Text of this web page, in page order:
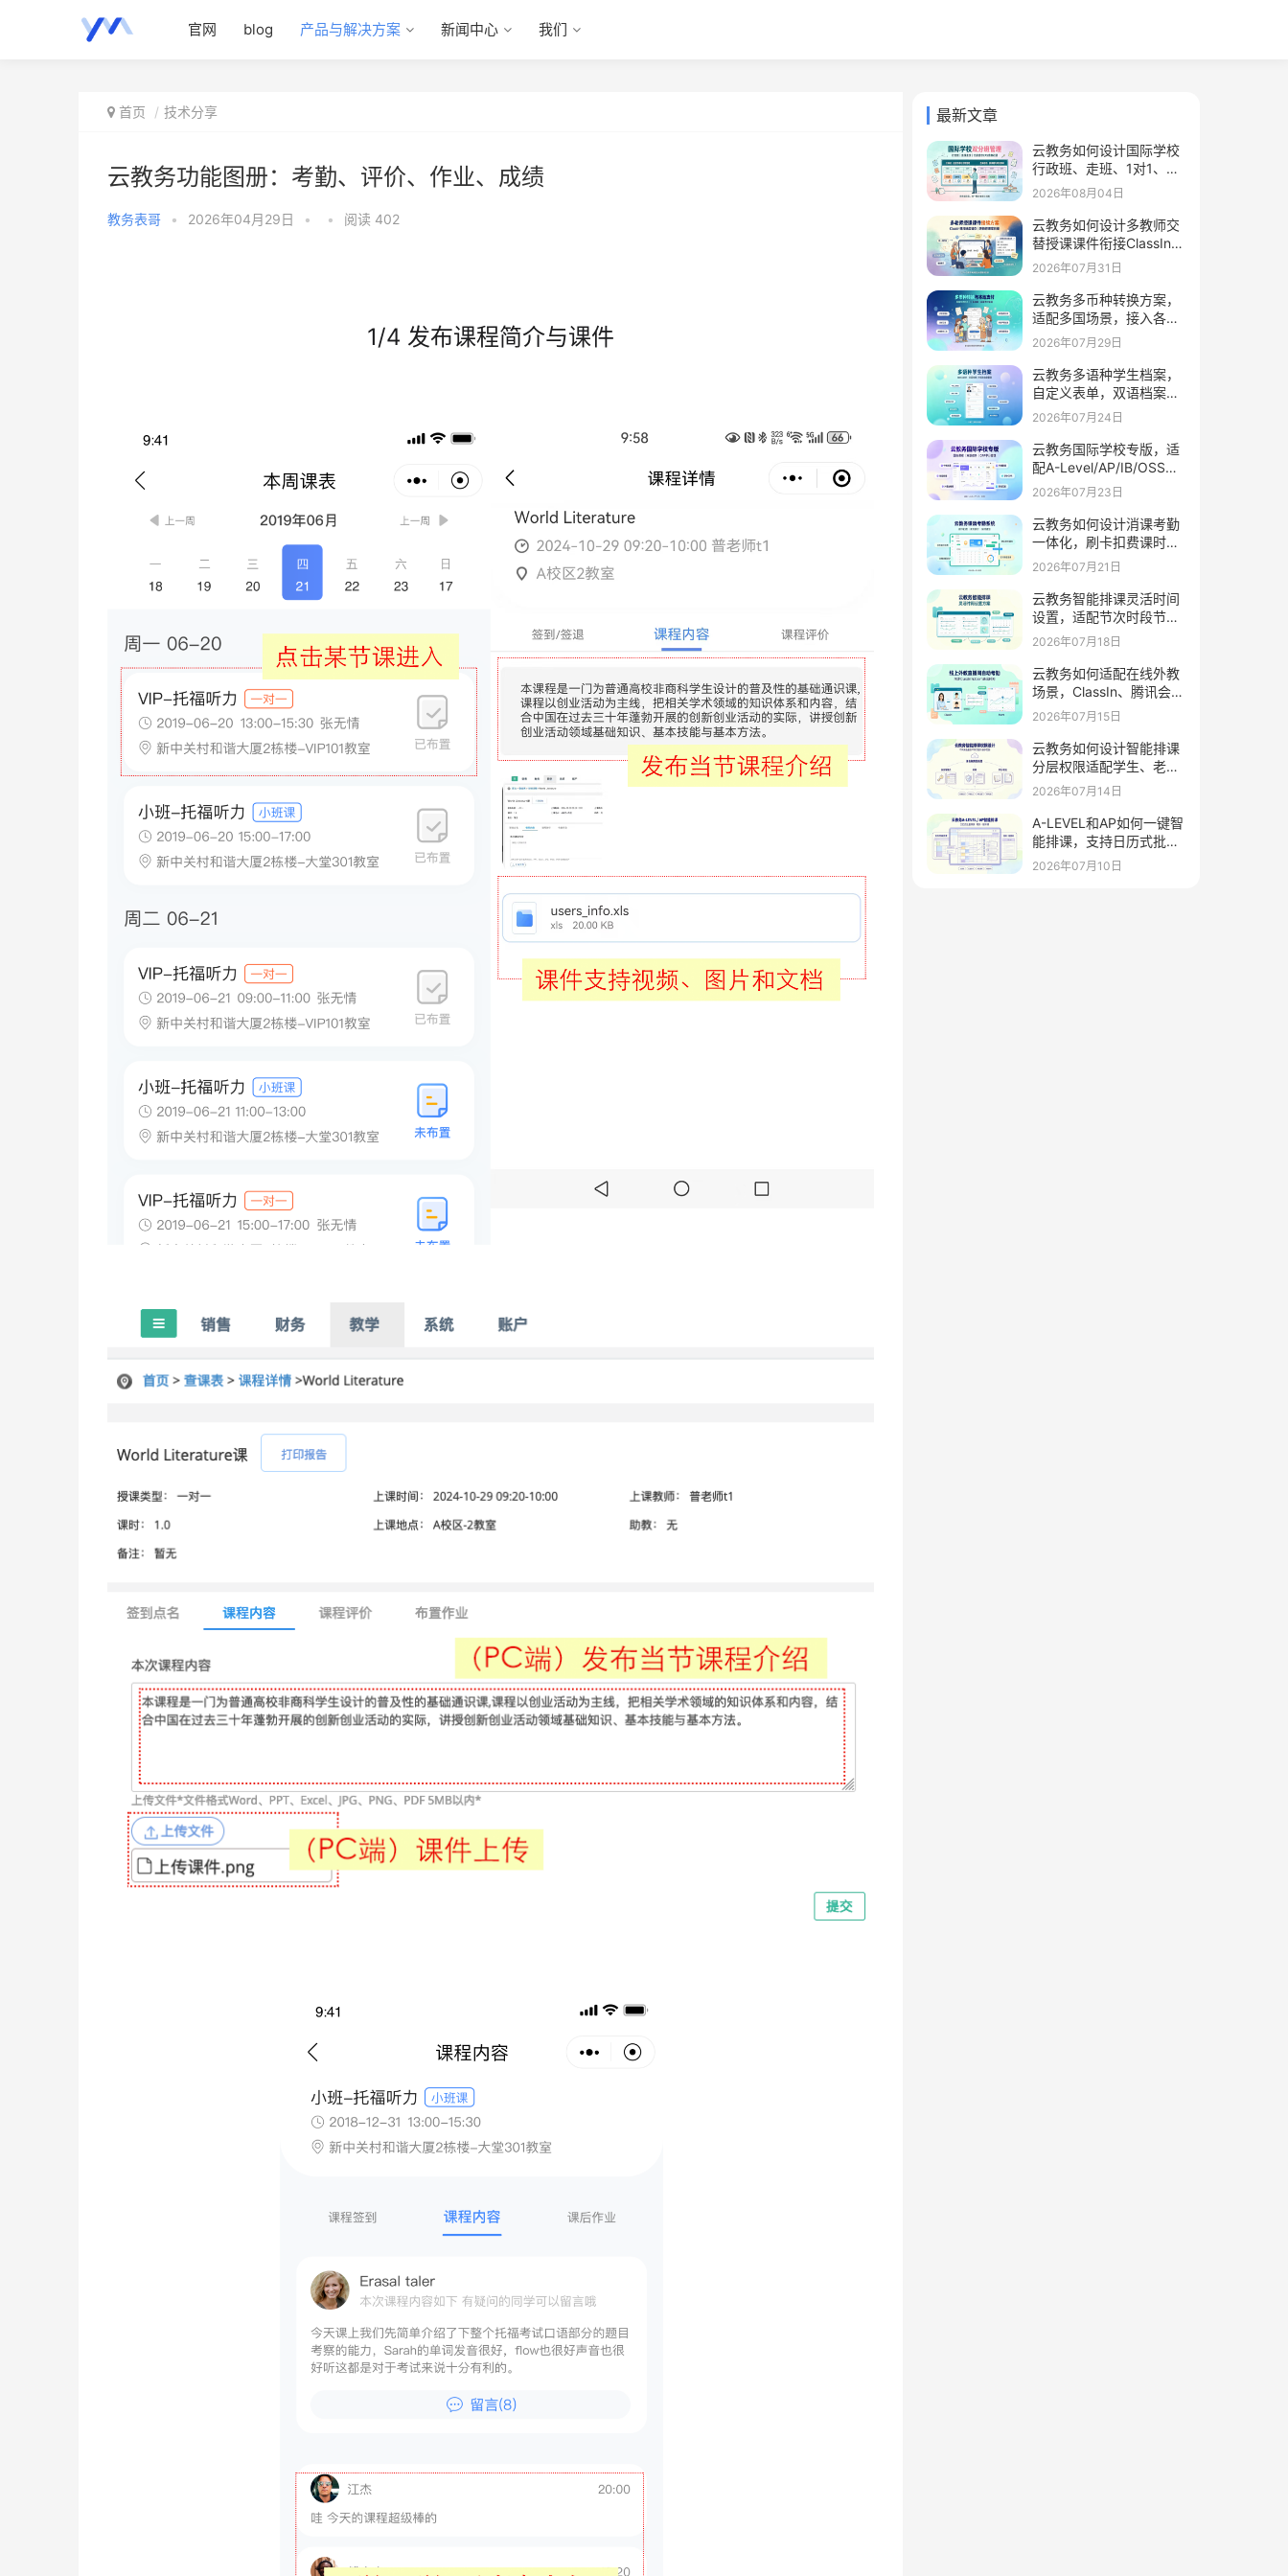
官网 blog 产品与解决方案 新闻中心 我们
首页 技术分享
云教务功能图册：考勤、评价、作业、成绩
教务表哥 • 2026年04月29日 • • 阅读 402
1/4 发布课程简介与课件
最新文章
云教务如何设计国际学校
行政班、走班、1对1、竞
赛社团分层管理
2026年08月04日
云教务如何设计多教师交
替授课课件衔接ClassIn留
存课件学习页码进度
2026年07月31日
云教务多币种转换方案，
适配多国场景，接入各国
本地在线支付工具
2026年07月29日
云教务多语种学生档案，
自定义表单，双语档案管
理外籍生护照签证履历信
2026年07月24日
云教务国际学校专版，适
配A-Level/AP/IB/OSSD
课程，支持GPA学分外教
2026年07月23日
云教务如何设计消课考勤
一体化，刷卡扣费课时统
计同步推送家长通知
2026年07月21日
云教务智能排课灵活时间
设置，适配节次时段节假
日学期周期
2026年07月18日
云教务如何适配在线外教
场景，ClassIn、腾讯会
议、Zoom自动考勤
2026年07月15日
云教务如何设计智能排课
分层权限适配学生、老
师、教务不同角色
2026年07月14日
A-LEVEL和AP如何一键智
能排课，支持日历式批量
排课，规则一键排课
2026年07月10日